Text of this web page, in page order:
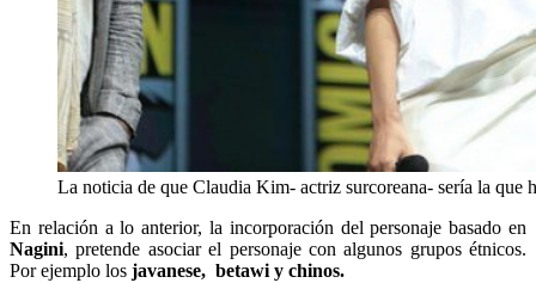
La noticia de que Claudia Kim- actriz surcoreana- sería la que
En relación a lo anterior, la incorporación del personaje basado en
Nagini, pretende asociar el personaje con algunos grupos étnicos.
Por ejemplo los javanese, betawi y chinos.